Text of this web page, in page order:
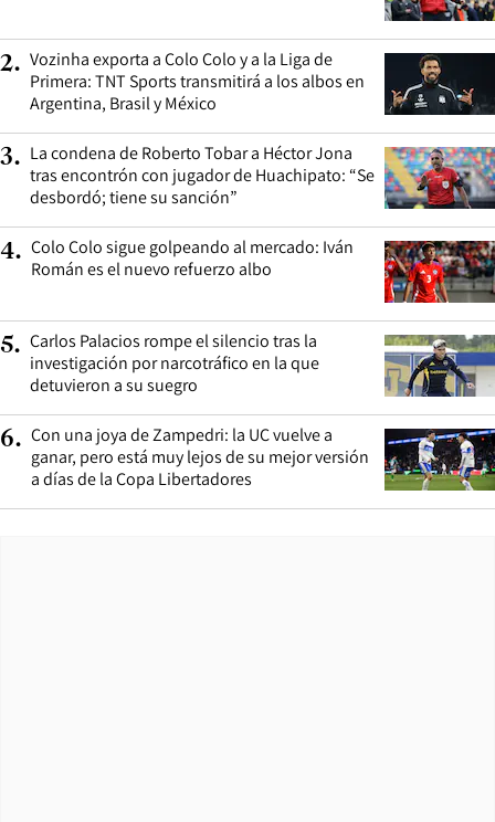
2. Vozinha exporta a Colo Colo y a la Liga de
Primera: TNT Sports transmitirá a los albos en
Argentina, Brasil y México
3. La condena de Roberto Tobar a Héctor Jona
tras encontrón con jugador de Huachipato: “Se
desbordó; tiene su sanción”
4. Colo Colo sigue golpeando al mercado: Iván
Román es el nuevo refuerzo albo
5. Carlos Palacios rompe el silencio tras la
investigación por narcotráfico en la que
detuvieron a su suegro
6. Con una joya de Zampedri: la UC vuelve a
ganar, pero está muy lejos de su mejor versión
a días de la Copa Libertadores